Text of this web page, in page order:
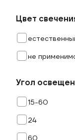
Цвет
не
Угол
15-60
24
60